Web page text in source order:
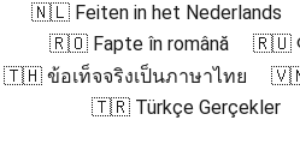
🇳🇱 Feiten in het Nederlands
🇷🇴 Fapte în română
🇷🇺
🇹🇭 ข้อเท็จจริงเป็นภาษาไทย
🇻🇳
🇹🇷 Türkçe Gerçekler